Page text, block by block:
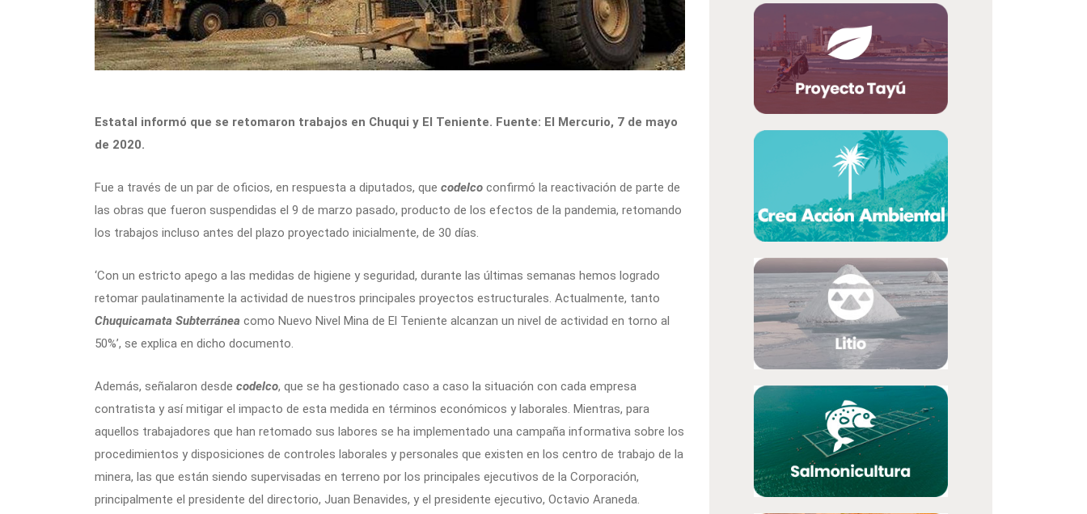
Estatal informó que se retomaron trabajos en Chuqui y El Teniente. Fuente: El Mercurio, 7 de mayo
de 2020.
Fue a través de un par de oficios, en respuesta a diputados, que codelco confirmó la reactivación de parte de
las obras que fueron suspendidas el 9 de marzo pasado, producto de los efectos de la pandemia, retomando
los trabajos incluso antes del plazo proyectado inicialmente, de 30 días.
‘Con un estricto apego a las medidas de higiene y seguridad, durante las últimas semanas hemos logrado
retomar paulatinamente la actividad de nuestros principales proyectos estructurales. Actualmente, tanto
Chuquicamata Subterránea como Nuevo Nivel Mina de El Teniente alcanzan un nivel de actividad en torno al
50%’, se explica en dicho documento.
Además, señalaron desde codelco, que se ha gestionado caso a caso la situación con cada empresa
contratista y así mitigar el impacto de esta medida en términos económicos y laborales. Mientras, para
aquellos trabajadores que han retomado sus labores se ha implementado una campaña informativa sobre los
procedimientos y disposiciones de controles laborales y personales que existen en los centro de trabajo de la
minera, las que están siendo supervisadas en terreno por los principales ejecutivos de la Corporación,
principalmente el presidente del directorio, Juan Benavides, y el presidente ejecutivo, Octavio Araneda.